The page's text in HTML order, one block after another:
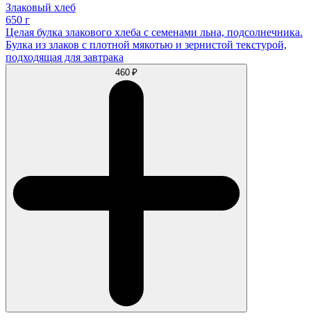
Злаковый хлеб
650 г
Целая булка злакового хлеба с семенами льна, подсолнечника.
Булка из злаков с плотной мякотью и зернистой текстурой,
подходящая для завтрака
460 ₽